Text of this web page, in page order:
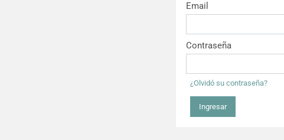
Email
Contraseña
¿Olvidó su contraseña?
Ingresar